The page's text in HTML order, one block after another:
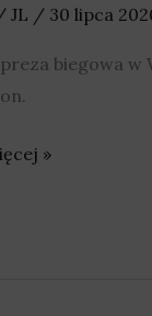
JL / 30 lipca
biegowa w
»